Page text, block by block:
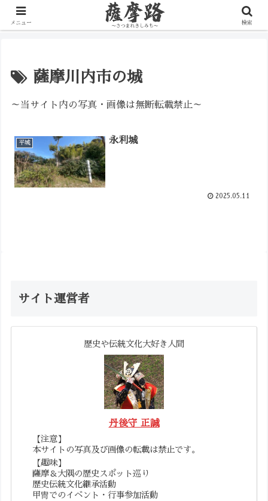
写真で辿る薩摩の歴史路
薩摩川内市の城
～当サイト内の写真・画像は無断転載禁止～
平城 永利城
2025.05.11
サイト運営者
歴史や伝統文化大好き人間
丹後守 正誠
【注意】
本サイトの写真及び画像の転載は禁止です。
【趣味】
薩摩＆大隅の歴史スポット巡り
歴史伝統文化継承活動
甲冑でのイベント・行事参加活動
メニュー 検索